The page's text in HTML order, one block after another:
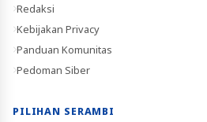
Redaksi
Kebijakan Privacy
Panduan Komunitas
Pedoman Siber
PILIHAN SERAMBI